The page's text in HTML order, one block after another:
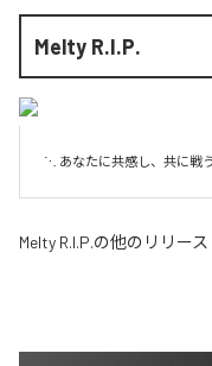
Melty R.I.P.
⋱ あなたに共感し、共に戦
Melty R.I.P.の他のリリース